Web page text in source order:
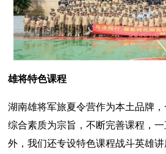
雄将特色课程
湖南雄将军旅夏令营作为本土品牌
综合素质为宗旨，不断完善课程，
外，我们还专设特色课程战斗英雄